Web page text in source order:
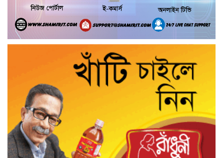
মাদকের সাথে জড়িত ব্যাক্তিদের কোন প্রকার
ছাড় নেই, নেওয়া হবে কঠোর ব্যবস্থা খুলনা
জেলা পুলিশ সুপার
“জুলাই কোন দল বা গোষ্টীর নয়, এটি সমগ্র
জাতির ” অ্যাডভোকেট জালাল উদ্দিন এমপি
ধামরাইয়ে ট্রাক চাপায় মোটরসাইকেল আরোহী
পশু চিকিৎসক নিহত, আহত ৩